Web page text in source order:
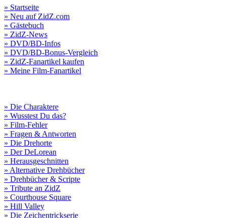
» Startseite
» Neu auf ZidZ.com
» Gästebuch
» ZidZ-News
» DVD/BD-Infos
» DVD/BD-Bonus-Vergleich
» ZidZ-Fanartikel kaufen
» Meine Film-Fanartikel
» Die Charaktere
» Wusstest Du das?
» Film-Fehler
» Fragen & Antworten
» Die Drehorte
» Der DeLorean
» Herausgeschnitten
» Alternative Drehbücher
» Drehbücher & Scripte
» Tribute an ZidZ
» Courthouse Square
» Hill Valley
» Die Zeichentrickserie